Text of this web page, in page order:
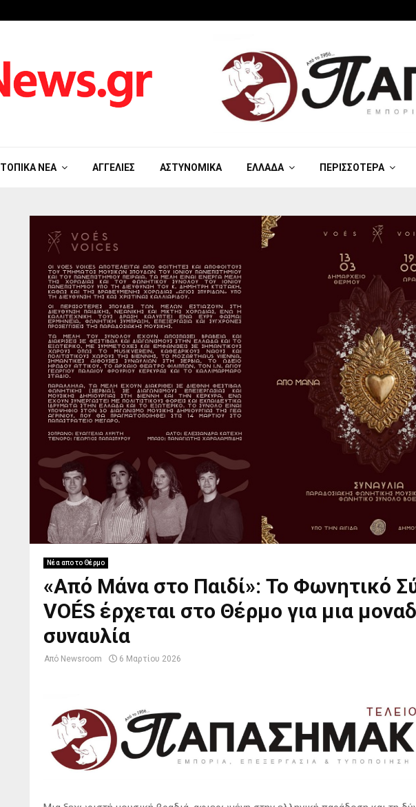
ΤΟΠΙΚΆ ΝΈΑ ΑΓΓΕΛΊΕΣ ΑΣΤΥΝΟΜΙΚΆ ΕΛΛΆΔΑ ΠΕΡΙΣΣΌΤΕΡΑ
Νέα απο το Θέρμο
«Από Μάνα στο Παιδί»: Το Φωνητικό
VOÉS έρχεται στο Θέρμο για μια
συναυλία
Από Newsroom 6 Μαρτίου 2026